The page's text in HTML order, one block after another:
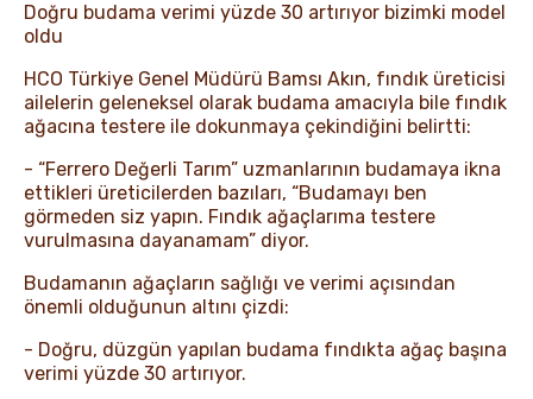
Doğru budama verimi yüzde 30 artırıyor bizimki model
oldu
HCO Türkiye Genel Müdürü Bamsı Akın, fındık üreticisi
ailelerin geleneksel olarak budama amacıyla bile fındık
ağacına testere ile dokunmaya çekindiğini belirtti:
- “Ferrero Değerli Tarım” uzmanlarının budamaya ikna
ettikleri üreticilerden bazıları, “Budamayı ben
görmeden siz yapın. Fındık ağaçlarıma testere
vurulmasına dayanamam” diyor.
Budamanın ağaçların sağlığı ve verimi açısından
önemli olduğunun altını çizdi:
- Doğru, düzgün yapılan budama fındıkta ağaç başına
verimi yüzde 30 artırıyor.